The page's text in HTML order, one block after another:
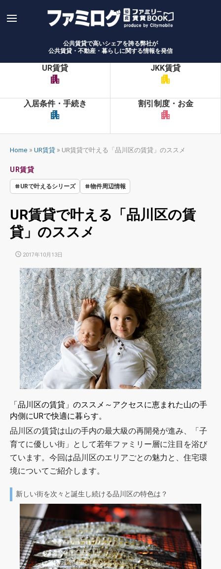
公共賃貸で高いシェアを誇る弊社が
公共賃貸・不動産・暮らしに関する情報を発信
UR賃貸
apartment
JKK賃貸
apartment
入居条件・手続き
apartment
割引制度・お金
apartment
Home » UR賃貸 » UR賃貸で叶える「品川区の賃貸」のススメ
UR賃貸
URで叶えるシリーズ 物件周辺情報
UR賃貸で叶える「品川区の賃
貸」のススメ
POSTED
2017年10月13日
「品川区の賃貸」のススメ～アクセスに恵まれた山の手
内側にURで快適に暮らす。
品川区の賃貸は山の手内の最大級の再開発が進み、「子
育てに優しい街」として若年ファミリー層に注目を浴び
ています。今回は品川区のエリアごとの魅力と、住宅環
境についてご紹介します。
新しい街を次々と誕生し続ける品川区の特色は？